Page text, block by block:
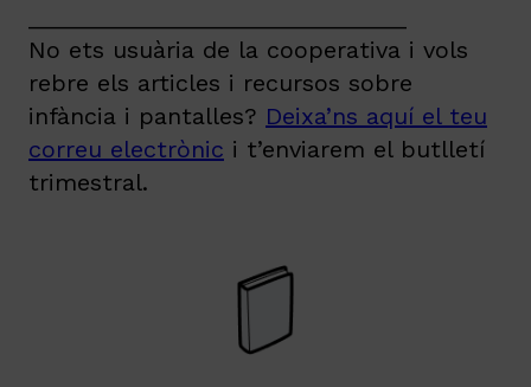
No ets usuària de la cooperativa i vols
rebre els articles i recursos sobre
infància i pantalles? Deixa’ns aquí el teu
correu electrònic i t’enviarem el butlletí
trimestral.